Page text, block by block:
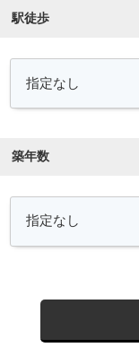
駅徒歩
築年数